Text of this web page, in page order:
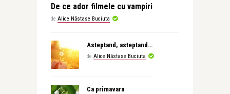
De ce ador filmele cu vampiri
de Alice Năstase Buciuta
Asteptand, asteptand…
de Alice Năstase Buciuta
Ca primavara